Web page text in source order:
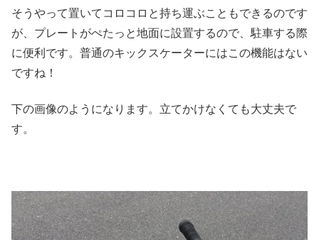
そうやって置いてコロコロと持ち運ぶこともできるのです
が、プレートがぺたっと地面に設置するので、駐車する際
に便利です。普通のキックスケーターにはこの機能はない
ですね！
下の画像のようになります。立てかけなくても大丈夫で
す。